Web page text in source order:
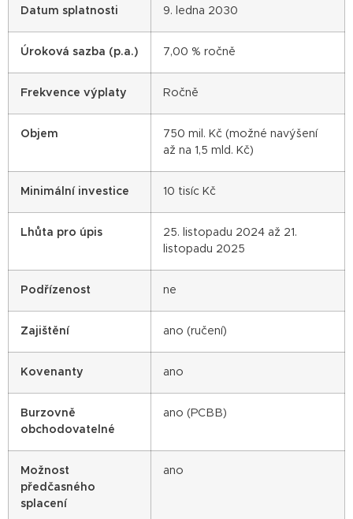
Datum splatnosti 9. ledna 2030
Úroková sazba (p.a.) 7,00 % ročně
Frekvence výplaty Ročně
Objem
750 mil. Kč (možné navýšení
až na 1,5 mld. Kč)
Minimální investice 10 tisíc Kč
Lhůta pro úpis
25. listopadu 2024 až 21.
listopadu 2025
Podřízenost ne
Zajištění ano (ručení)
Kovenanty ano
Burzovně
obchodovatelné
ano (PCBB)
Možnost
předčasného
splacení
ano